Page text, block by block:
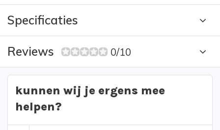
Specificaties
Reviews 0/10
kunnen wij je ergens mee
helpen?